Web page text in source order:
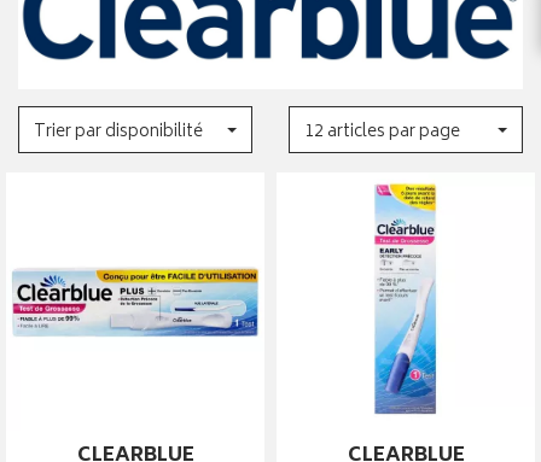
Trier par disponibilité 12 articles par page